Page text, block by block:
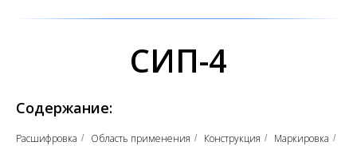
СИП-4
Содержание:
Расшифровка / Область применения / Конструкция / Маркировка /